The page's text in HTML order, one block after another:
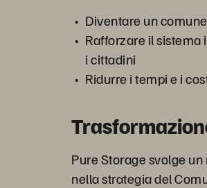
Diventare un
Rafforzare il
i cittadini
Ridurre i tempi e i
Pure Storage svolge
nella strategia del